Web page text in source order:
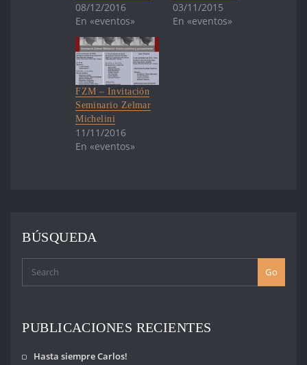
08/12/2016
En «eventos»
03/11/2015
En «eventos»
FZM – Invitación
Seminario Zelmar
Michelini
11/11/2016
En «eventos»
BÚSQUEDA
Go
PUBLICACIONES RECIENTES
Hasta siempre Carlos!